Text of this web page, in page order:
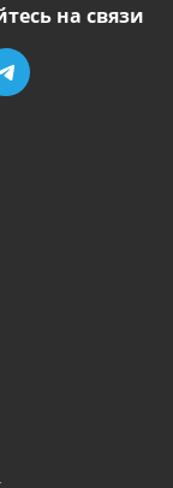
на связи